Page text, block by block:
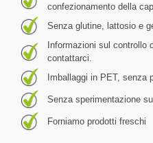
confezionamento della
Senza glutine, lattosio e
Informazioni sul controllo
contattarci.
Imballaggi in PET, senza
Senza sperimentazione
Forniamo prodotti freschi